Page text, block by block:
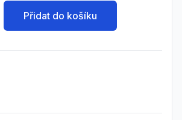
Přidat do košíku